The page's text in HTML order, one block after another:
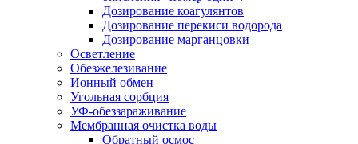
Дозирование коагулянтов
Дозирование перекиси водорода
Дозирование марганцовки
Осветление
Обезжелезивание
Ионный обмен
Угольная сорбция
УФ-обеззараживание
Мембранная очистка воды
Обратный осмос